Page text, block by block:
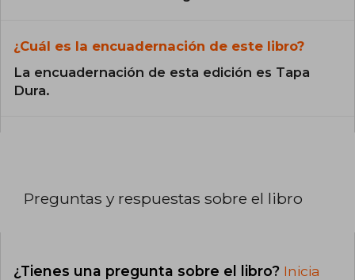
¿Cuál es la encuadernación de este libro?
La encuadernación de esta edición es Tapa
Dura.
Preguntas y respuestas sobre el libro
¿Tienes una pregunta sobre el libro? Inicia